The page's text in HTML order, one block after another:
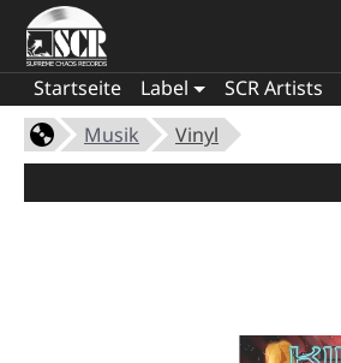
Startseite Label SCR Artists
Musik
Vinyl